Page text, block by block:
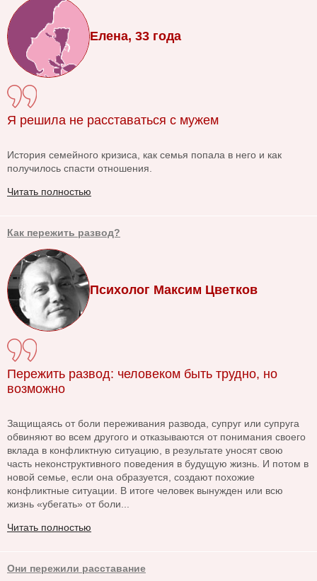
Елена, 33 года
Я решила не расставаться с мужем
История семейного кризиса, как семья попала в него и как
получилось спасти отношения.
Читать полностью
Как пережить развод?
Психолог Максим Цветков
Пережить развод: человеком быть трудно, но
возможно
Защищаясь от боли переживания развода, супруг или супруга
обвиняют во всем другого и отказываются от понимания своего
вклада в конфликтную ситуацию, в результате уносят свою
часть неконструктивного поведения в будущую жизнь. И потом в
новой семье, если она образуется, создают похожие
конфликтные ситуации. В итоге человек вынужден или всю
жизнь «убегать» от боли...
Читать полностью
Они пережили расставание